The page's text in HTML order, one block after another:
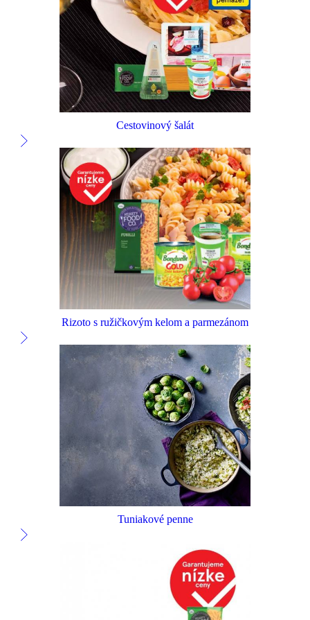
Cestovinový šalát
Rizoto s ružičkovým kelom a parmezánom
Tuniakové penne